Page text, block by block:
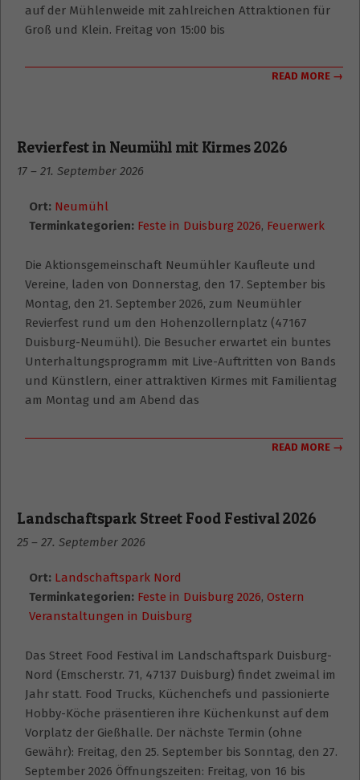
auf der Mühlenweide mit zahlreichen Attraktionen für
Groß und Klein. Freitag von 15:00 bis
READ MORE →
Revierfest in Neumühl mit Kirmes 2026
17 – 21. September 2026
Ort: Neumühl
Terminkategorien: Feste in Duisburg 2026, Feuerwerk
Die Aktionsgemeinschaft Neumühler Kaufleute und
Vereine, laden von Donnerstag, den 17. September bis
Montag, den 21. September 2026, zum Neumühler
Revierfest rund um den Hohenzollernplatz (47167
Duisburg-Neumühl). Die Besucher erwartet ein buntes
Unterhaltungsprogramm mit Live-Auftritten von Bands
und Künstlern, einer attraktiven Kirmes mit Familientag
am Montag und am Abend das
READ MORE →
Landschaftspark Street Food Festival 2026
25 – 27. September 2026
Ort: Landschaftspark Nord
Terminkategorien: Feste in Duisburg 2026, Ostern
Veranstaltungen in Duisburg
Das Street Food Festival im Landschaftspark Duisburg-
Nord (Emscherstr. 71, 47137 Duisburg) findet zweimal im
Jahr statt. Food Trucks, Küchenchefs und passionierte
Hobby-Köche präsentieren ihre Küchenkunst auf dem
Vorplatz der Gießhalle. Der nächste Termin (ohne
Gewähr): Freitag, den 25. September bis Sonntag, den 27.
September 2026 Öffnungszeiten: Freitag, von 16 bis